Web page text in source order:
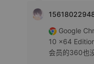
Google
10 x64
会员的360也